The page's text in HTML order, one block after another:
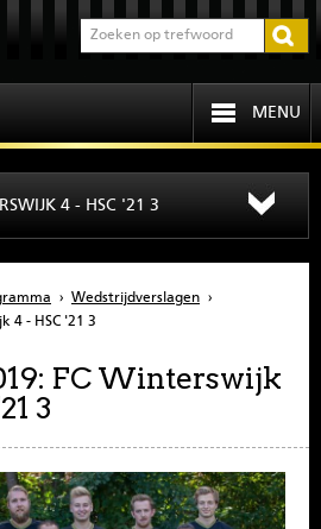
MENU
4 - HSC '21 3
› Wedstrijdverslagen ›
4 - HSC '21 3
FC Winterswijk
3